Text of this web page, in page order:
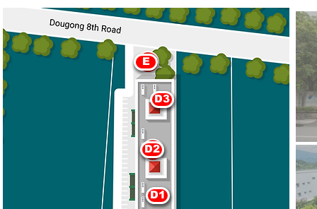
E
D1
D2
D3